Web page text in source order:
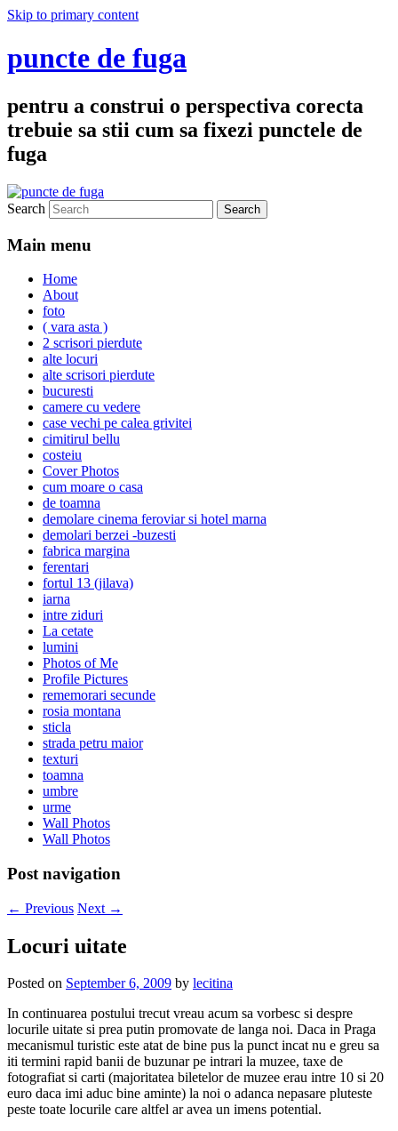
Skip to primary content
puncte de fuga
pentru a construi o perspectiva corecta
trebuie sa stii cum sa fixezi punctele de
fuga
Search
Main menu
Home
About
foto
( vara asta )
2 scrisori pierdute
alte locuri
alte scrisori pierdute
bucuresti
camere cu vedere
case vechi pe calea grivitei
cimitirul bellu
costeiu
Cover Photos
cum moare o casa
de toamna
demolare cinema feroviar si hotel marna
demolari berzei -buzesti
fabrica margina
ferentari
fortul 13 (jilava)
iarna
intre ziduri
La cetate
lumini
Photos of Me
Profile Pictures
rememorari secunde
rosia montana
sticla
strada petru maior
texturi
toamna
umbre
urme
Wall Photos
Wall Photos
Post navigation
← Previous Next →
Locuri uitate
Posted on September 6, 2009 by lecitina
In continuarea postului trecut vreau acum sa vorbesc si despre
locurile uitate si prea putin promovate de langa noi. Daca in Praga
mecanismul turistic este atat de bine pus la punct incat nu e greu sa
iti termini rapid banii de buzunar pe intrari la muzee, taxe de
fotografiat si carti (majoritatea biletelor de muzee erau intre 10 si 20
euro daca imi aduc bine aminte) la noi o adanca nepasare pluteste
peste toate locurile care altfel ar avea un imens potential.